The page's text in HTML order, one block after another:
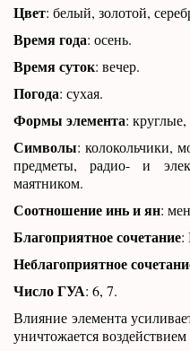
Цвет: белый, золотой,
Время года: осень.
Время суток: вечер.
Погода: сухая.
Формы элемента:
Символы: колокольчики,
предметы, радио- и
маятником.
Соотношение инь и ян:
Благоприятное сочетание:
Неблагоприятное
Число ГУА: 6, 7.
Влияние элемента
уничтожается